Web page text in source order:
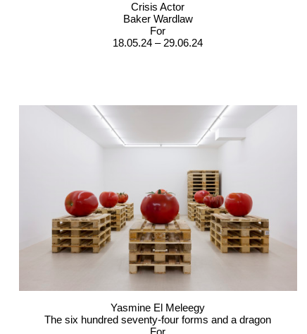
Crisis Actor
Baker Wardlaw
For
18.05.24 – 29.06.24
Yasmine El Meleegy
The six hundred seventy-four forms and a dragon